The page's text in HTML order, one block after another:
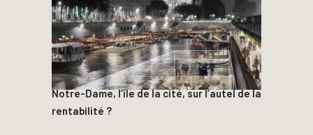
Notre-Dame, l’île de la cité, sur l’autel de la
rentabilité ?